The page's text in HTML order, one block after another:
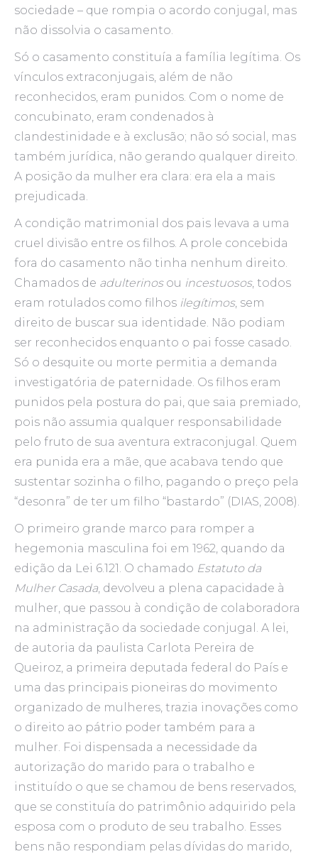
sociedade – que rompia o acordo conjugal, mas
não dissolvia o casamento.
Só o casamento constituía a família legítima. Os
vínculos extraconjugais, além de não
reconhecidos, eram punidos. Com o nome de
concubinato, eram condenados à
clandestinidade e à exclusão; não só social, mas
também jurídica, não gerando qualquer direito.
A posição da mulher era clara: era ela a mais
prejudicada.
A condição matrimonial dos pais levava a uma
cruel divisão entre os filhos. A prole concebida
fora do casamento não tinha nenhum direito.
Chamados de adulterinosou incestuosos, todos
eram rotulados como filhos ilegítimos, sem
direito de buscar sua identidade. Não podiam
ser reconhecidos enquanto o pai fosse casado.
Só o desquite ou morte permitia a demanda
investigatória de paternidade. Os filhos eram
punidos pela postura do pai, que saia premiado,
pois não assumia qualquer responsabilidade
pelo fruto de sua aventura extraconjugal. Quem
era punida era a mãe, que acabava tendo que
sustentar sozinha o filho, pagando o preço pela
“desonra” de ter um filho “bastardo” (DIAS, 2008).
O primeiro grande marco para romper a
hegemonia masculina foi em 1962, quando da
edição da Lei 6.121. O chamado Estatuto da
Mulher Casada, devolveu a plena capacidade à
mulher, que passou à condição de colaboradora
na administração da sociedade conjugal. A lei,
de autoria da paulista Carlota Pereira de
Queiroz, a primeira deputada federal do País e
uma das principais pioneiras do movimento
organizado de mulheres, trazia inovações como
o direito ao pátrio poder também para a
mulher. Foi dispensada a necessidade da
autorização do marido para o trabalho e
instituído o que se chamou de bens reservados,
que se constituía do patrimônio adquirido pela
esposa com o produto de seu trabalho. Esses
bens não respondiam pelas dívidas do marido,